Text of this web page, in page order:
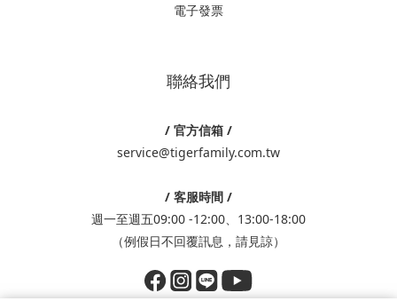
電子發票
聯絡我們
/ 官方信箱 /
service@tigerfamily.com.tw
/ 客服時間 /
週一至週五09:00 -12:00、13:00-18:00
（例假日不回覆訊息，請見諒）